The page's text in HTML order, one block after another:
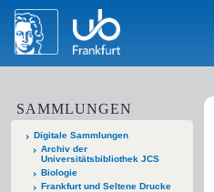
SAMMLUNGEN
Digitale Sammlungen
Archiv der
Universitätsbibliothek JCS
Biologie
Frankfurt und Seltene Drucke